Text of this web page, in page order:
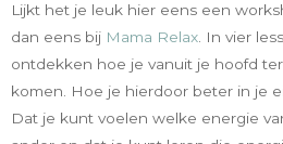
Lijkt het je leuk hier eens een
dan eens bij Mama Relax. In vier
ontdekken hoe je vanuit je hoofd
komen. Hoe je hierdoor beter in je
Dat je kunt voelen welke energie